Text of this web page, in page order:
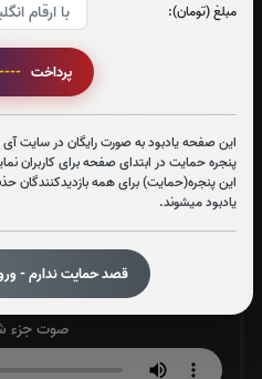
مبلغ (تومان):
پرداخت ----
این صفحه یادبود به صورت رایگان در سایت
پنجره حمایت در ابتدای صفحه برای کاربران
این پنجره(حمایت) برای همه
یادبود میشوند.
قصد حمایت ندارم -
0بار
0بار
جزء 26
0بار
جزء 29
جزء 30
1بار
صوت جزء